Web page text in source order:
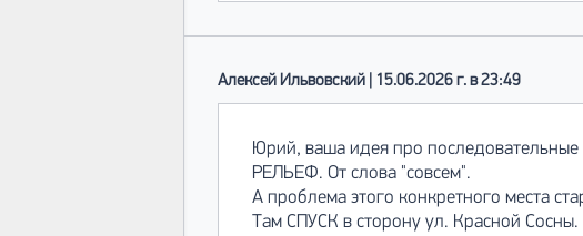
Алексей Ильвовский | 15.06.2026 г. в 23:49
Юрий, ваша идея про
РЕЛЬЕФ. От слова "совсем".
А проблема этого конкретного места
Там СПУСК в сторону ул. Красной